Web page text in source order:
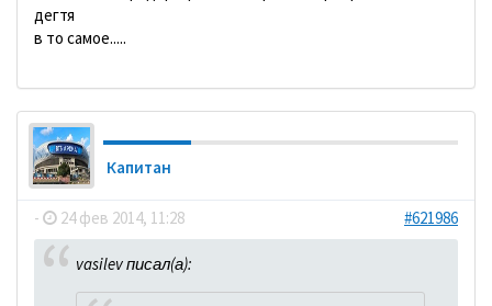
дегтя
в то самое.....
Кaпитaн
- 24 фев 2014, 11:28 #621986
vasilev писал(а):